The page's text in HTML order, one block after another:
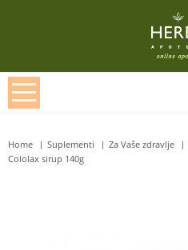
Home Suplementi Za Vaše zdravlje
Cololax sirup 140g